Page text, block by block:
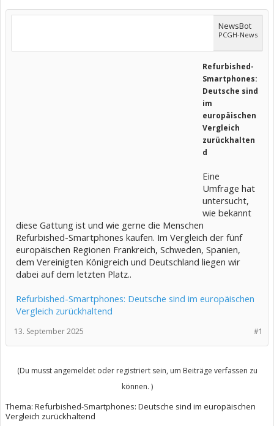
NewsBot
PCGH-News
Refurbished-
Smartphones:
Deutsche sind
im
europäischen
Vergleich
zurückhalten
d
Eine
Umfrage hat
untersucht,
wie bekannt
diese Gattung ist und wie gerne die Menschen
Refurbished-Smartphones kaufen. Im Vergleich der fünf
europäischen Regionen Frankreich, Schweden, Spanien,
dem Vereinigten Königreich und Deutschland liegen wir
dabei auf dem letzten Platz..
Refurbished-Smartphones: Deutsche sind im europäischen
Vergleich zurückhaltend
#1
13. September 2025
(Du musst angemeldet oder registriert sein, um Beiträge verfassen zu
können. )
Thema: Refurbished-Smartphones: Deutsche sind im europäischen
Vergleich zurückhaltend